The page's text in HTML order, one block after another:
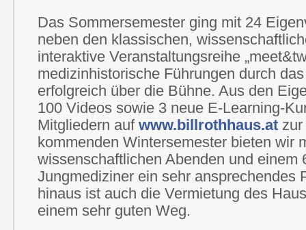
Das Sommersemester ging mit 24
neben den klassischen,
interaktive Veranstaltungsreihe
medizinhistorische Führungen durch
erfolgreich über die Bühne. Aus den
100 Videos sowie 3 neue E-Learning-
Mitgliedern aufwww.billrothhaus.at
kommenden Wintersemester bieten wir
wissenschaftlichen Abenden und einem
Jungmediziner ein sehr ansprechendes
hinaus ist auch die Vermietung des
einem sehr guten Weg.